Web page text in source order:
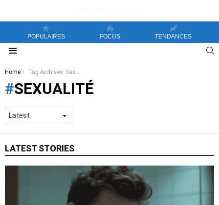
POPULAIRES FOCUS TENDANCES
You are here:
Home Tag Archives: Sexualité
SEXUALITÉ
LATEST STORIES